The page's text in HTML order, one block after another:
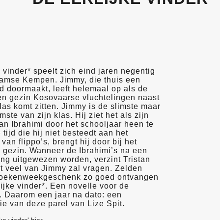
speelt zich eind jaren negentig
Kempen. Jimmy, die thuis een
doormaakt, leeft helemaal op als de
gezin Kosovaarse vluchtelingen naast
komt zitten. Jimmy is de slimste maar
van zijn klas. Hij ziet het als zijn
Ibrahimi door het schooljaar heen te
tijd die hij niet besteedt aan het
flippo’s, brengt hij door bij het
gezin. Wanneer de Ibrahimi’s na een
uitgewezen worden, verzint Tristan
veel van Jimmy zal vragen. Zelden
zo goed ontvangen
vinder*. Een novelle voor de
Daarom een jaar na dato: een
van deze parel van Lize Spit.